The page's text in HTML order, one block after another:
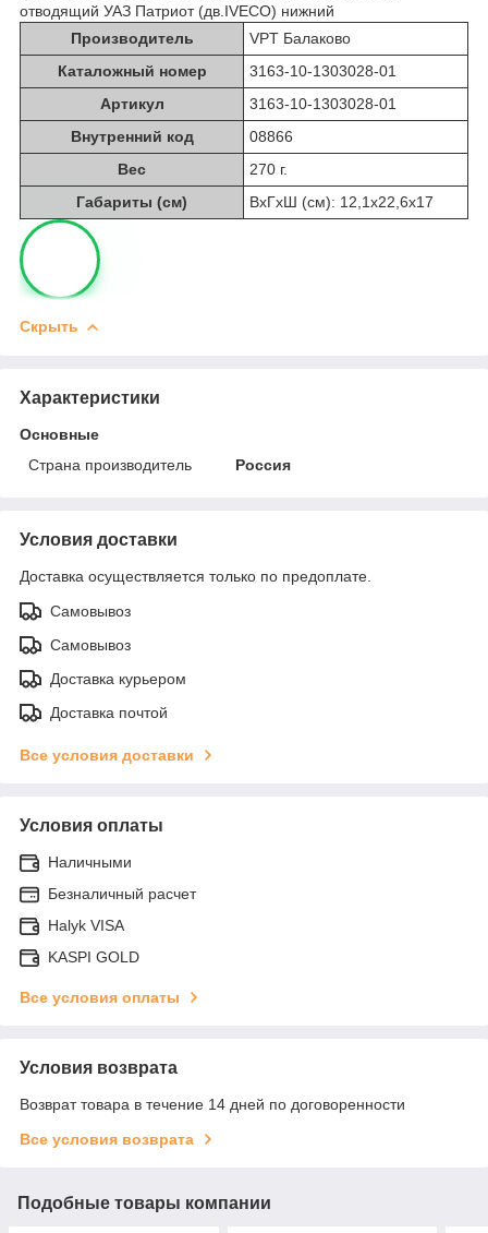
отводящий УАЗ Патриот (дв.IVECO) нижний
Производитель
VPT Балаково
Каталожный номер
3163-10-1303028-01
Артикул
3163-10-1303028-01
Внутренний код
08866
Вес
270 г.
Габариты (см)
ВхГхШ (см): 12,1х22,6х17
Скрыть
Характеристики
Основные
Страна производитель
Россия
Условия доставки
Доставка осуществляется только по предоплате.
Самовывоз
Самовывоз
Доставка курьером
Доставка почтой
Все условия доставки
Условия оплаты
Наличными
Безналичный расчет
Halyk VISA
KASPI GOLD
Все условия оплаты
Условия возврата
Возврат товара в течение 14 дней по договоренности
Все условия возврата
Подобные товары компании